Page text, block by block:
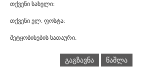
თქვენი სახელი:
თქვენი ელ. ფოსტა:
შეტყობინების სათაური:
გაგზავნა წაშლა